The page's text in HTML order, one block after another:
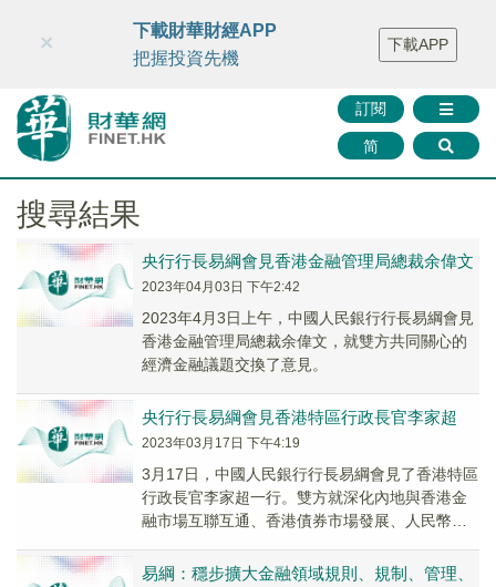
財華智庫網 FINTV FINMETA 財華證券 媒體矩陣
智庫沙龍
聯絡我們
訂閱
简
×
下載財華財經APP
把握投資先機
下載APP
搜尋結果
央行行長易綱會見香港金融管理局總裁余偉文
2023年04月03日 下午2:42
2023年4月3日上午，中國人民銀行行長易綱會見
香港金融管理局總裁余偉文，就雙方共同關心的
經濟金融議題交換了意見。
央行行長易綱會見香港特區行政長官李家超
2023年03月17日 下午4:19
3月17日，中國人民銀行行長易綱會見了香港特區
行政長官李家超一行。雙方就深化內地與香港金
融市場互聯互通、香港債券市場發展、人民幣國
易綱：穩步擴大金融領域規則、規制、管理、